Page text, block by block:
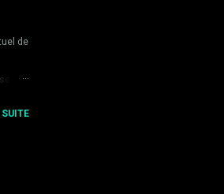
de
en
Un
SUITE